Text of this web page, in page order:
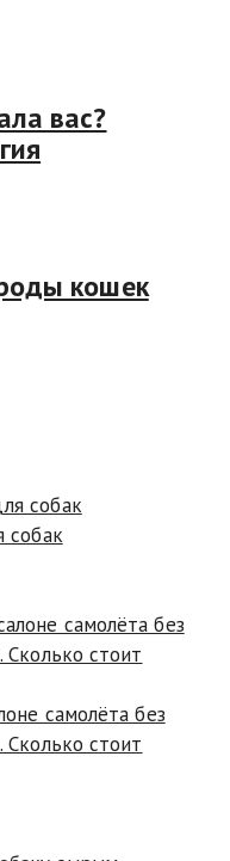
вас?
кошек
собак
самолёта без
Сколько стоит